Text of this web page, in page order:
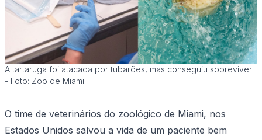
A tartaruga foi atacada por tubarões, mas conseguiu sobreviver
- Foto: Zoo de Miami
O time de veterinários do zoológico de Miami, nos
Estados Unidos salvou a vida de um paciente bem